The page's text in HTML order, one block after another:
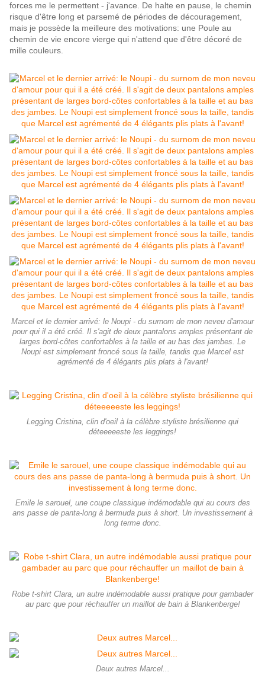
forces me le permettent - j'avance. De halte en pause, le chemin
risque d'être long et parsemé de périodes de découragement,
mais je possède la meilleure des motivations: une Poule au
chemin de vie encore vierge qui n'attend que d'être décoré de
mille couleurs.
Marcel et le dernier arrivé: le Noupi - du surnom de mon neveu d'amour
pour qui il a été créé. Il s'agit de deux pantalons amples présentant de
larges bord-côtes confortables à la taille et au bas des jambes. Le
Noupi est simplement froncé sous la taille, tandis que Marcel est
agrémenté de 4 élégants plis plats à l'avant!
Legging Cristina, clin d'oeil à la célèbre styliste brésilienne qui
déteeeeeste les leggings!
Emile le sarouel, une coupe classique indémodable qui au cours des
ans passe de panta-long à bermuda puis à short. Un investissement à
long terme donc.
Robe t-shirt Clara, un autre indémodable aussi pratique pour gambader
au parc que pour réchauffer un maillot de bain à Blankenberge!
Deux autres Marcel...